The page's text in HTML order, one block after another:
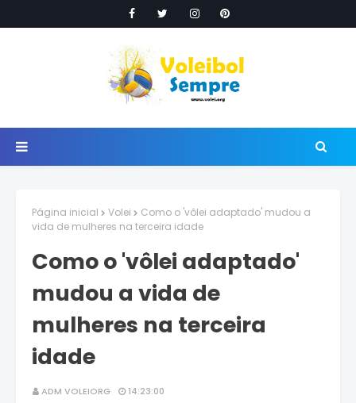
Página inicial Volei
Como o 'vôlei adaptado' mudou a
vida de mulheres na terceira idade
Como o 'vôlei adaptado'
mudou a vida de
mulheres na terceira
idade
ADM VOLEIORG 14:23:00